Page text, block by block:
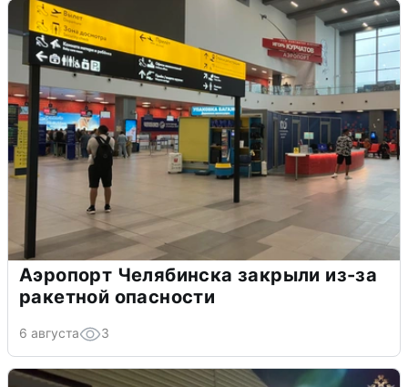
Аэропорт Челябинска закрыли из-за
ракетной опасности
6 августа 3